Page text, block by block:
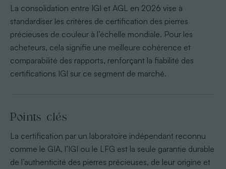
La consolidation entre IGI et AGL en 2026 vise à
standardiser les critères de certification des pierres
précieuses de couleur à l’échelle mondiale. Pour les
acheteurs, cela signifie une meilleure cohérence et
comparabilité des rapports, renforçant la fiabilité des
certifications IGI sur ce segment de marché.
Points clés
La certification par un laboratoire indépendant reconnu
comme le GIA, l’IGI ou le LFG est la seule garantie durable
de l’authenticité des pierres précieuses, de leur origine et